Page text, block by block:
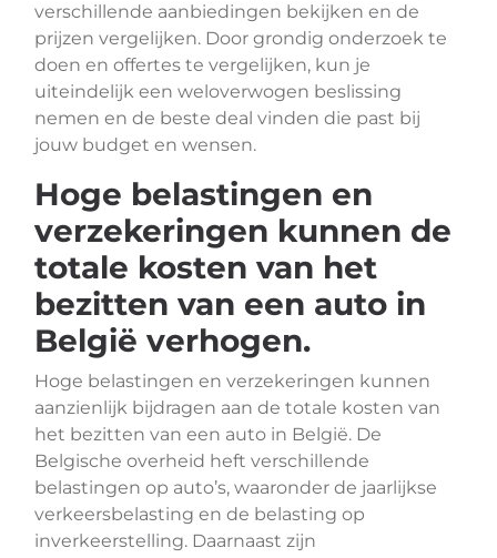
verschillende aanbiedingen bekijken en de
prijzen vergelijken. Door grondig onderzoek te
doen en offertes te vergelijken, kun je
uiteindelijk een weloverwogen beslissing
nemen en de beste deal vinden die past bij
jouw budget en wensen.
Hoge belastingen en
verzekeringen kunnen de
totale kosten van het
bezitten van een auto in
België verhogen.
Hoge belastingen en verzekeringen kunnen
aanzienlijk bijdragen aan de totale kosten van
het bezitten van een auto in België. De
Belgische overheid heft verschillende
belastingen op auto’s, waaronder de jaarlijkse
verkeersbelasting en de belasting op
inverkeerstelling. Daarnaast zijn